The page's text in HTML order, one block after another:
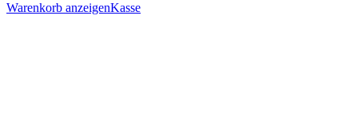
Warenkorb anzeigenKasse